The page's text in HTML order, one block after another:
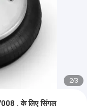
2/3
. के लिए सिंगल